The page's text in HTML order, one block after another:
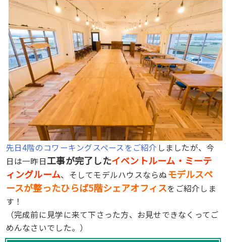
先日4階のコワーキングスペースをご紹介 しましたが、今
日は一昨日工事が完了したイベントルーム・ミーテ
ィングルーム、そしてモデルハウスならぬモデルスペ
ースが整ったひらば5階シェアオフィスをご紹介しま
す！
（完成前に見学に来て下さった方、お見せできなくってご
めんなさいでした。）